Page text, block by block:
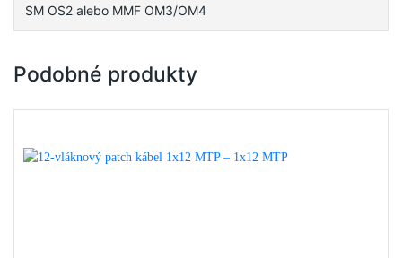
SM OS2 alebo MMF OM3/OM4
Podobné produkty